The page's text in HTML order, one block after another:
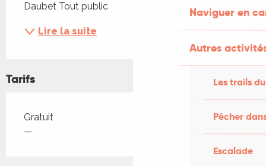
Naviguer en
Autres
Les trails
Pêcher
Escalade
Daubet Tout public
Lire la suite
Tarifs
Tarifs 2026
Gratuit
—